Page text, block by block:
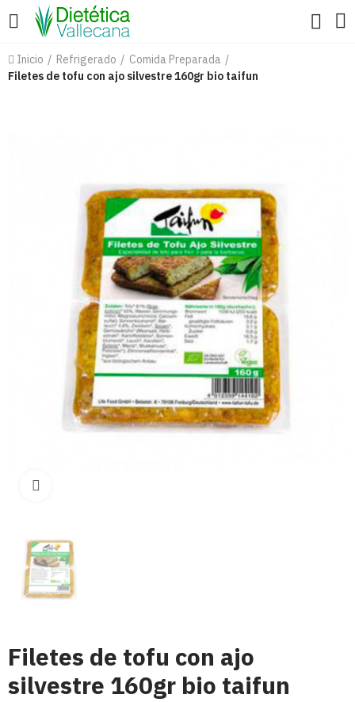
Inicio Refrigerado
Comida Preparada
Filetes de tofu con ajo silvestre 160gr bio taifun
Filetes de tofu con ajo
silvestre 160gr bio taifun